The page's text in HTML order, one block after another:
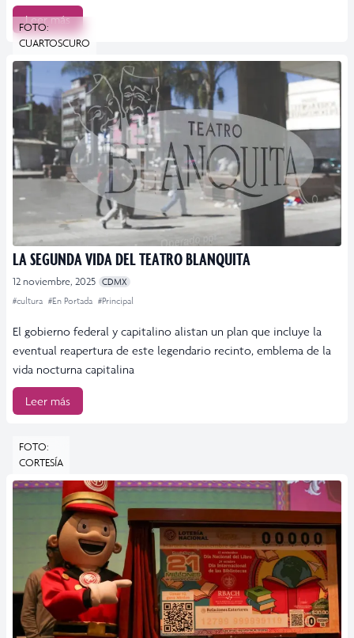
Leer más
FOTO:
CUARTOSCURO
LA SEGUNDA VIDA DEL TEATRO BLANQUITA
12 noviembre, 2025 CDMX
#cultura #En Portada #Principal
El gobierno federal y capitalino alistan un plan que incluye la
eventual reapertura de este legendario recinto, emblema de la
vida nocturna capitalina
Leer más
FOTO:
CORTESÍA